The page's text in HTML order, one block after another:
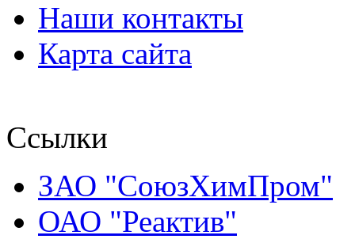
Наши контакты
Карта сайта
Ссылки
ЗАО "СоюзХимПром"
ОАО "Реактив"